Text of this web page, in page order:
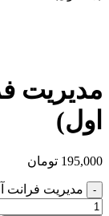
مدیریت
اول)
195,000 تومان
مدیریت فرانت